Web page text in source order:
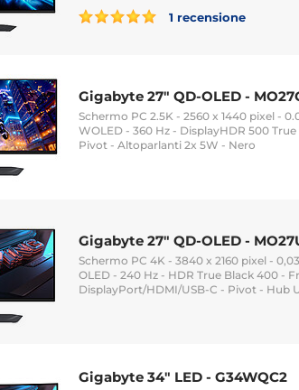
1 recensione
Gigabyte 27" QD-OLED -
Schermo PC 2.5K - 2560 x 1440 pixel -
WOLED - 360 Hz - DisplayHDR 500
Pivot - Altoparlanti 2x 5W - Nero
Gigabyte 27" QD-OLED -
Schermo PC 4K - 3840 x 2160 pixel -
OLED - 240 Hz - HDR True Black 400 -
DisplayPort/HDMI/USB-C - Pivot - Hub
Gigabyte 34" LED - G34WQC2